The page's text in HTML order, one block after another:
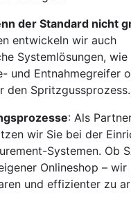
der Standard nicht
entwickeln wir auch
Systemlösungen, wie
und Entnahmegreifer
den Spritzgussprozess.
: Als
wir Sie bei der
Systemen. Ob
Onlineshop – wir
und effizienter zu